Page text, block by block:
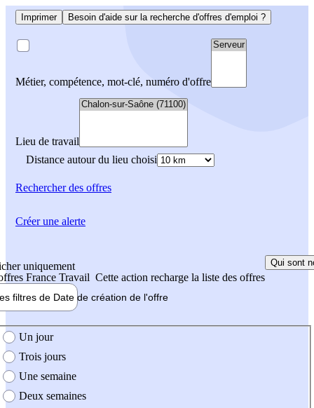
Imprimer Besoin d'aide sur la recherche d'offres d'emploi ?
Métier, compétence, mot-clé, numéro d'offre
Lieu de travail
Distance autour du lieu choisi
Rechercherdes offres
uniquement
France Travail Cette action recharge la liste des offres
Qui sont
filtres de Date de création de l'offre
création de l'offre
Un jour
Trois jours
Une semaine
Deux semaines
Créer une alerte